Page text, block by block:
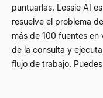
puntuarlas. Lessie AI
resuelve el problema
más de 100 fuentes
de la consulta y
flujo de trabajo. Puedes